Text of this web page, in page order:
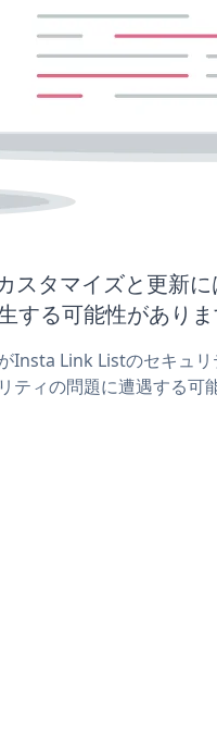
タマイズと更新
する可能性がありま
Insta Link Listのセキュリ
ィの問題に遭遇する可